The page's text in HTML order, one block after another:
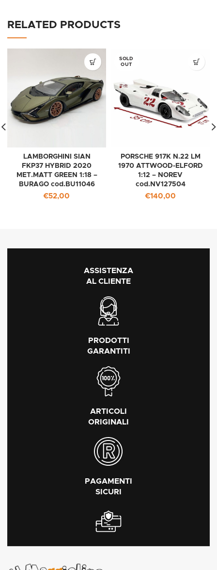
RELATED PRODUCTS
LAMBORGHINI SIAN
FKP37 HYBRID 2020
MET.MATT GREEN 1:18 –
BURAGO cod.BU11046
€52,00
SOLD
OUT
PORSCHE 917K N.22 LM
1970 ATTWOOD-ELFORD
1:12 – NOREV
cod.NV127504
€140,00
ASSISTENZA
AL CLIENTE
PRODOTTI
GARANTITI
ARTICOLI
ORIGINALI
PAGAMENTI
SICURI